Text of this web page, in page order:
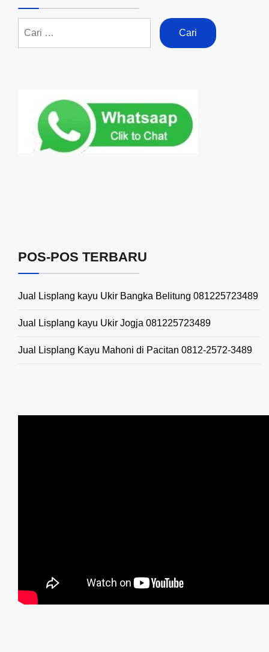
POS-POS TERBARU
Jual Lisplang kayu Ukir Bangka Belitung 081225723489
Jual Lisplang kayu Ukir Jogja 081225723489
Jual Lisplang Kayu Mahoni di Pacitan 0812-2572-3489